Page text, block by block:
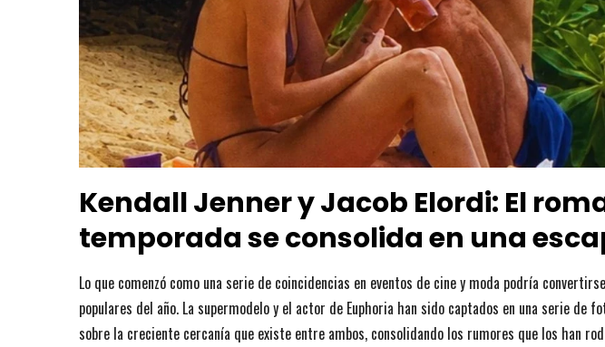
Kendall Jenner y Jacob Elordi: El
temporada se consolida en una
Lo que comenzó como una serie de coincidencias en eventos de cine y moda podría
populares del año. La supermodelo y el actor de Euphoria han sido captados en una serie de
sobre la creciente cercanía que existe entre ambos, consolidando los rumores que los han